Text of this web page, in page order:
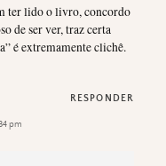
ter lido o livro, concordo
de ser ver, traz certa
é extremamente clichê.
pm
RESPONDER